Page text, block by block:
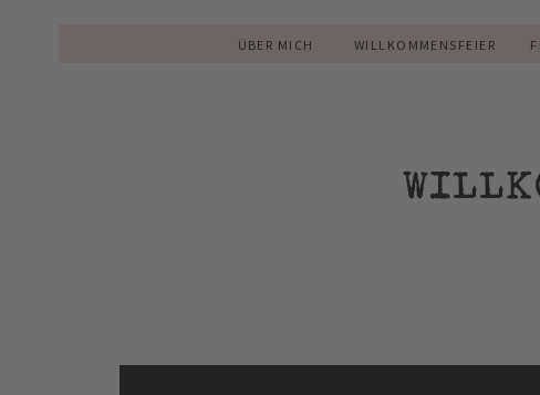
ÜBER MICH WILLKOMMENSFEIER